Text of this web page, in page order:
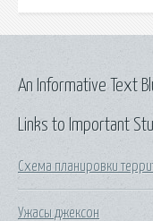
Links to Important
Схема планировки
Ужасы джексон
An Informative Text